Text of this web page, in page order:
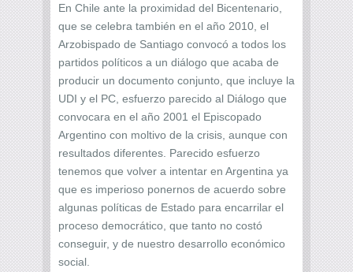
En Chile ante la proximidad del Bicentenario,
que se celebra también en el año 2010, el
Arzobispado de Santiago convocó a todos los
partidos políticos a un diálogo que acaba de
producir un documento conjunto, que incluye la
UDI y el PC, esfuerzo parecido al Diálogo que
convocara en el año 2001 el Episcopado
Argentino con moltivo de la crisis, aunque con
resultados diferentes. Parecido esfuerzo
tenemos que volver a intentar en Argentina ya
que es imperioso ponernos de acuerdo sobre
algunas políticas de Estado para encarrilar el
proceso democrático, que tanto no costó
conseguir, y de nuestro desarrollo económico
social.